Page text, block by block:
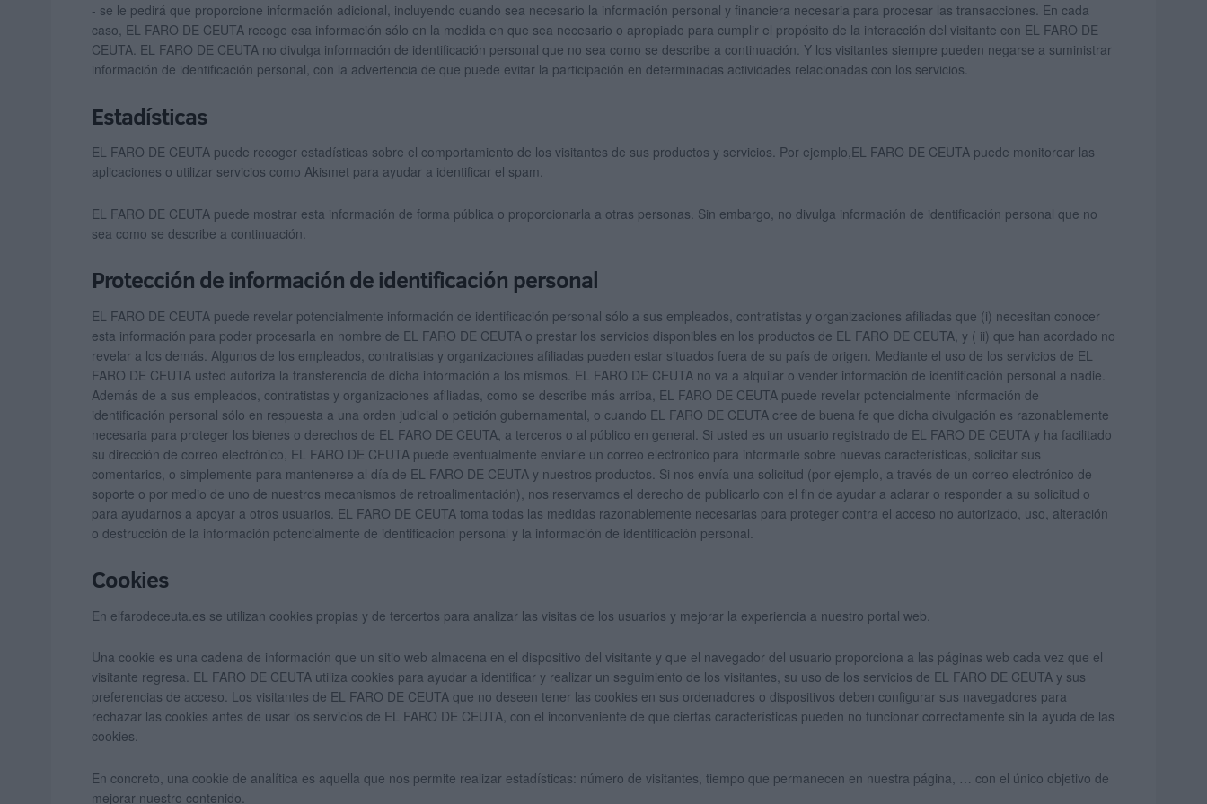
- se le pedirá que proporcione información adicional, incluyendo cuando sea necesario la información personal y financiera necesaria para procesar las transacciones. En cada
caso, EL FARO DE CEUTA recoge esa información sólo en la medida en que sea necesario o apropiado para cumplir el propósito de la interacción del visitante con EL FARO DE
CEUTA. EL FARO DE CEUTA no divulga información de identificación personal que no sea como se describe a continuación. Y los visitantes siempre pueden negarse a suministrar
información de identificación personal, con la advertencia de que puede evitar la participación en determinadas actividades relacionadas con los servicios.
Estadísticas
EL FARO DE CEUTA puede recoger estadísticas sobre el comportamiento de los visitantes de sus productos y servicios. Por ejemplo,EL FARO DE CEUTA puede monitorear las
aplicaciones o utilizar servicios como Akismet para ayudar a identificar el spam.
EL FARO DE CEUTA puede mostrar esta información de forma pública o proporcionarla a otras personas. Sin embargo, no divulga información de identificación personal que no
sea como se describe a continuación.
Protección de información de identificación personal
EL FARO DE CEUTA puede revelar potencialmente información de identificación personal sólo a sus empleados, contratistas y organizaciones afiliadas que (i) necesitan conocer
esta información para poder procesarla en nombre de EL FARO DE CEUTA o prestar los servicios disponibles en los productos de EL FARO DE CEUTA, y ( ii) que han acordado no
revelar a los demás. Algunos de los empleados, contratistas y organizaciones afiliadas pueden estar situados fuera de su país de origen. Mediante el uso de los servicios de EL
FARO DE CEUTA usted autoriza la transferencia de dicha información a los mismos. EL FARO DE CEUTA no va a alquilar o vender información de identificación personal a nadie.
Además de a sus empleados, contratistas y organizaciones afiliadas, como se describe más arriba, EL FARO DE CEUTA puede revelar potencialmente información de
identificación personal sólo en respuesta a una orden judicial o petición gubernamental, o cuando EL FARO DE CEUTA cree de buena fe que dicha divulgación es razonablemente
necesaria para proteger los bienes o derechos de EL FARO DE CEUTA, a terceros o al público en general. Si usted es un usuario registrado de EL FARO DE CEUTA y ha facilitado
su dirección de correo electrónico, EL FARO DE CEUTA puede eventualmente enviarle un correo electrónico para informarle sobre nuevas características, solicitar sus
comentarios, o simplemente para mantenerse al día de EL FARO DE CEUTA y nuestros productos. Si nos envía una solicitud (por ejemplo, a través de un correo electrónico de
soporte o por medio de uno de nuestros mecanismos de retroalimentación), nos reservamos el derecho de publicarlo con el fin de ayudar a aclarar o responder a su solicitud o
para ayudarnos a apoyar a otros usuarios. EL FARO DE CEUTA toma todas las medidas razonablemente necesarias para proteger contra el acceso no autorizado, uso, alteración
o destrucción de la información potencialmente de identificación personal y la información de identificación personal.
Cookies
En elfarodeceuta.es se utilizan cookies propias y de tercertos para analizar las visitas de los usuarios y mejorar la experiencia a nuestro portal web.
Una cookie es una cadena de información que un sitio web almacena en el dispositivo del visitante y que el navegador del usuario proporciona a las páginas web cada vez que el
visitante regresa. EL FARO DE CEUTA utiliza cookies para ayudar a identificar y realizar un seguimiento de los visitantes, su uso de los servicios de EL FARO DE CEUTA y sus
preferencias de acceso. Los visitantes de EL FARO DE CEUTA que no deseen tener las cookies en sus ordenadores o dispositivos deben configurar sus navegadores para
rechazar las cookies antes de usar los servicios de EL FARO DE CEUTA, con el inconveniente de que ciertas características pueden no funcionar correctamente sin la ayuda de las
cookies.
En concreto, una cookie de analítica es aquella que nos permite realizar estadísticas: número de visitantes, tiempo que permanecen en nuestra página, … con el único objetivo de
mejorar nuestro contenido.